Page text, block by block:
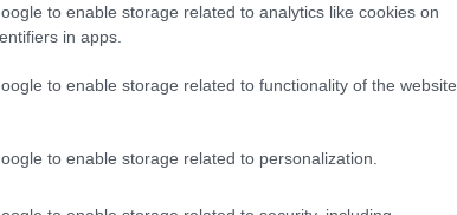
to enable storage related to analytics like cookies on
in apps.
to enable storage related to functionality of the website
to enable storage related to personalization.